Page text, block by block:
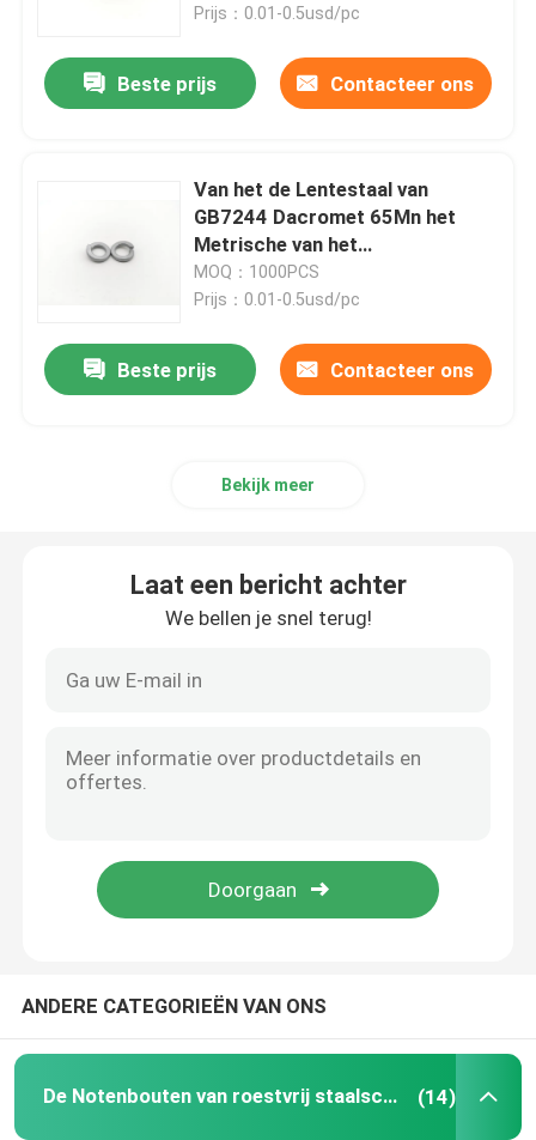
Producten
A2
Prijs：0.01-0.5usd/pc
Beste prijs Contacteer ons
Van het de Lentestaal van
GB7244 Dacromet 65Mn het
Metrische van het
Slotwasmachines Zware Type
MOQ：1000PCS
Prijs：0.01-0.5usd/pc
Beste prijs Contacteer ons
Bekijk meer
Laat een bericht achter
We bellen je snel terug!
ANDERE CATEGORIEËN VAN ONS
De Notenbouten van roestvrij staalschroeven (14)